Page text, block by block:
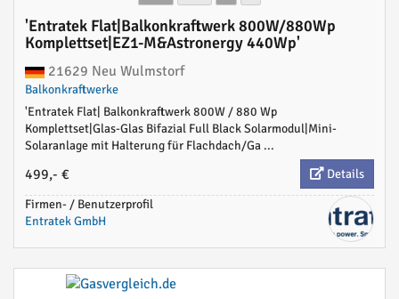
'Entratek Flat|Balkonkraftwerk 800W/880Wp
Komplettset|EZ1-M&Astronergy 440Wp'
21629 Neu Wulmstorf
Balkonkraftwerke
'Entratek Flat| Balkonkraftwerk 800W / 880 Wp
Komplettset|Glas-Glas Bifazial Full Black Solarmodul|Mini-
Solaranlage mit Halterung für Flachdach/Ga ...
499,- €
Details
Firmen- / Benutzerprofil
Entratek GmbH